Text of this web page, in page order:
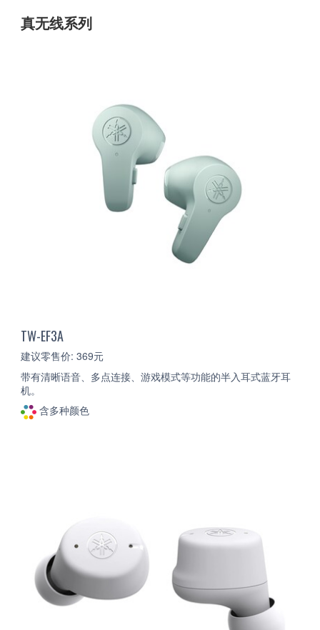
真无线系列
TW-EF3A
建议零售价: 369元
带有清晰语音、多点连接、游戏模式等功能的半入耳式蓝牙耳
机。
含多种颜色